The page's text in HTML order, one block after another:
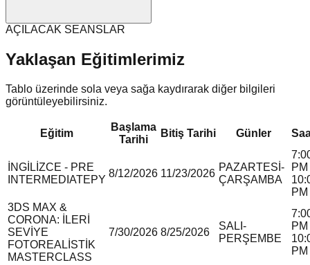
AÇILACAK SEANSLAR
Yaklaşan Eğitimlerimiz
Tablo üzerinde sola veya sağa kaydırarak diğer bilgileri
görüntüleyebilirsiniz.
Eğitim
Başlama
Tarihi
Bitiş Tarihi Günler
İNGİLİZCE - PRE
INTERMEDIATEPY
8/12/2026 11/23/2026
PAZARTESİ-
ÇARŞAMBA
PM
PM
3DS MAX &
CORONA: İLERİ
SEVİYE
FOTOREALİSTİK
MASTERCLASS
7/30/2026 8/25/2026
SALI-
PERŞEMBE
PM
PM